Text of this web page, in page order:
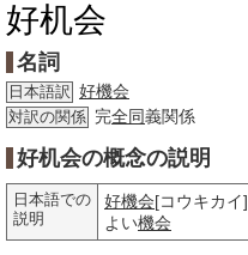
好机会
名詞
日本語訳 好機会
対訳の関係 完全同義関係
好机会の概念の説明
日本語での
説明
好機会[コウキカイ]
よい機会